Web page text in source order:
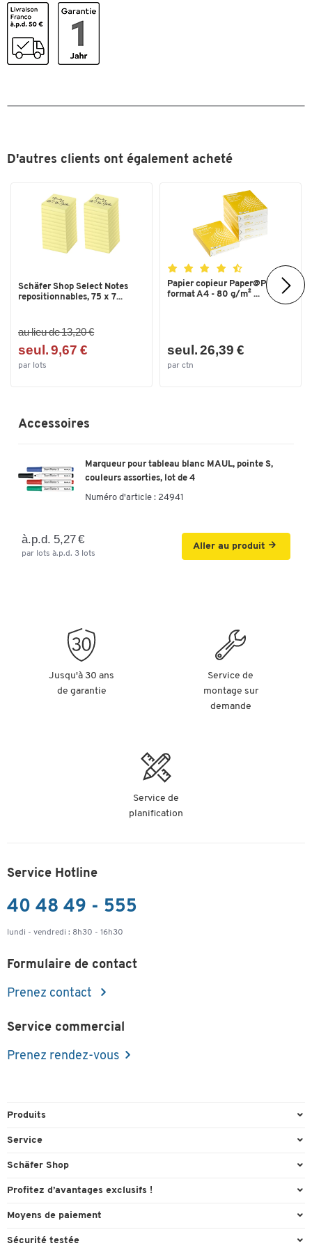
D'autres clients ont également acheté
Schäfer Shop Select Notes
repositionnables, 75 x 7...
au lieu de 13,20 €
seul. 9,67 €
par lots
Papier copieur Paper@Print -
format A4 - 80 g/m² ...
seul. 26,39 €
par ctn
Accessoires
Marqueur pour tableau blanc MAUL, pointe S,
couleurs assorties, lot de 4
Numéro d'article : 24941
à.p.d. 5,27 €
par lots à.p.d. 3 lots
Aller au produit
Jusqu'à 30 ans
de garantie
Service de
montage sur
demande
Service de
planification
Service Hotline
40 48 49 - 555
lundi - vendredi : 8h30 - 16h30
Formulaire de contact
Prenez contact
Service commercial
Prenez rendez-vous
Produits
Emballage et expédition
Fournitures de bureau
Mobilier de bureau
Nettoyage et hygiène
Service
Aperçu des n° de tél.
FAQ
Formulaire de contact
Schäfer Shop
A propos
Profitez d’avantages exclusifs !
Cadeau de bienvenue
Moyens de paiement
Paypal
Sécurité testée